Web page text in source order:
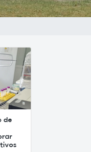
de